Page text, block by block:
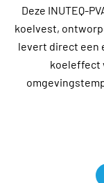
Deze INUTEQ-
koelvest,
levert direct een
koeleffect